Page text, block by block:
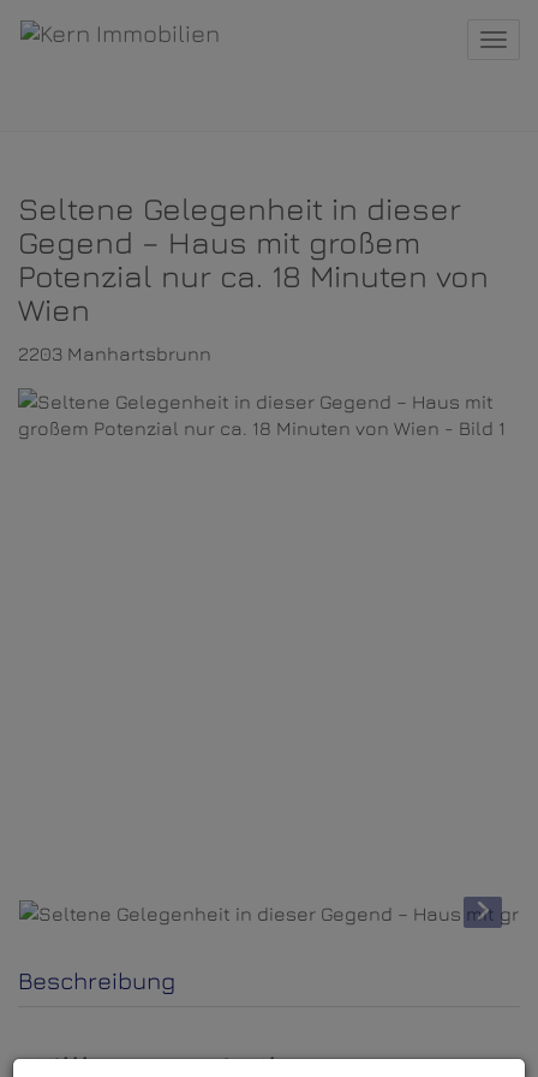
Seltene Gelegenheit in dieser
Gegend – Haus mit großem
Potenzial nur ca. 18 Minuten von
Wien
2203 Manhartsbrunn
Beschreibung